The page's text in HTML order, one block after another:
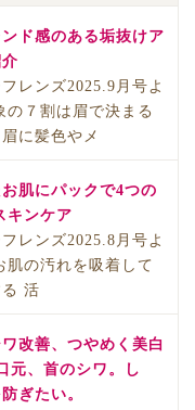
ド感のある垢抜けア
レンズ2025.9月号よ
の７割は眉で決まる
に髪色やメ
肌にパックで4つの
キンケア
レンズ2025.8月号よ
肌の汚れを吸着して
活
改善、つやめく美白
元、首のシワ。し
ぎたい。